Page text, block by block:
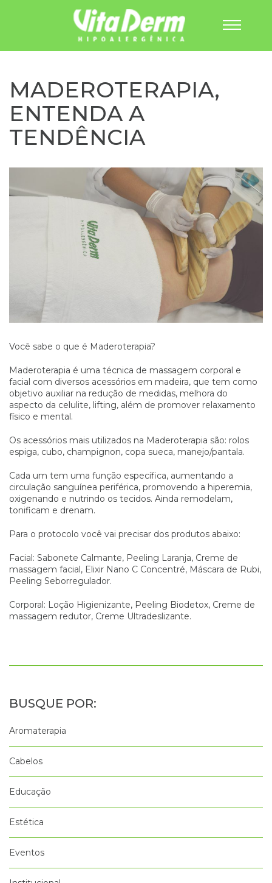
Pular
conteúdo
MADEROTERAPIA,
ENTENDA A
TENDÊNCIA
Você sabe o que é Maderoterapia?
Maderoterapia é uma técnica de massagem corporal e
facial com diversos acessórios em madeira, que tem como
objetivo auxiliar na redução de medidas, melhora do
aspecto da celulite, lifting, além de promover relaxamento
físico e mental.
Os acessórios mais utilizados na Maderoterapia são: rolos
espiga, cubo, champignon, copa sueca, manejo/pantala.
Cada um tem uma função específica, aumentando a
circulação sanguínea periférica, promovendo a hiperemia,
oxigenando e nutrindo os tecidos. Ainda remodelam,
tonificam e drenam.
Para o protocolo você vai precisar dos produtos abaixo:
Facial: Sabonete Calmante, Peeling Laranja, Creme de
massagem facial, Elixir Nano C Concentré, Máscara de Rubi,
Peeling Seborregulador.
Corporal: Loção Higienizante, Peeling Biodetox, Creme de
massagem redutor, Creme Ultradeslizante.
Aromaterapia
Cabelos
Educação
Estética
Eventos